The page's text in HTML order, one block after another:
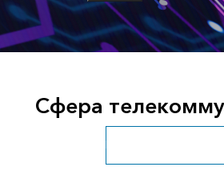
Сфера
Посмотрите все